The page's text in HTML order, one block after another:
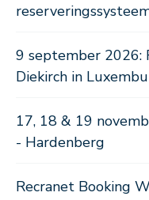
9 september 2026:
Diekirch in
17, 18 & 19
- Hardenberg
Recranet Booking